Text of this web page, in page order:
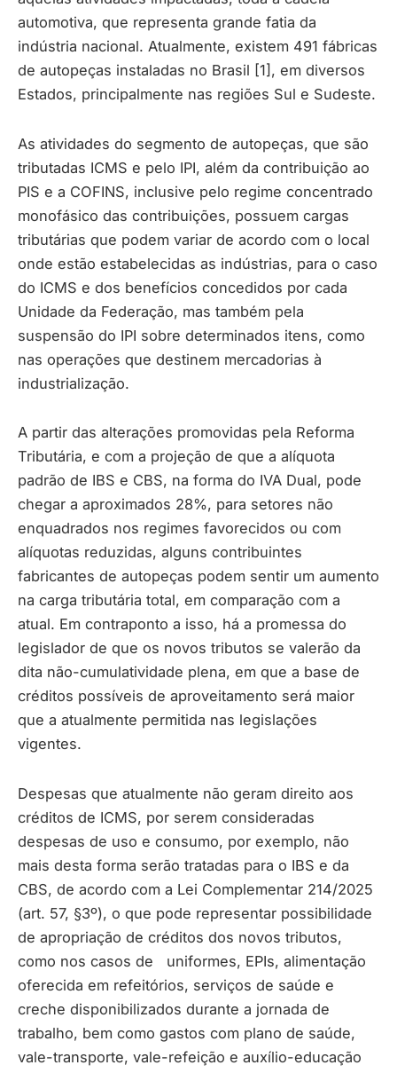
automotiva, que representa grande fatia da
indústria nacional. Atualmente, existem 491 fábricas
de autopeças instaladas no Brasil [1], em diversos
Estados, principalmente nas regiões Sul e Sudeste.
As atividades do segmento de autopeças, que são
tributadas ICMS e pelo IPI, além da contribuição ao
PIS e a COFINS, inclusive pelo regime concentrado
monofásico das contribuições, possuem cargas
tributárias que podem variar de acordo com o local
onde estão estabelecidas as indústrias, para o caso
do ICMS e dos benefícios concedidos por cada
Unidade da Federação, mas também pela
suspensão do IPI sobre determinados itens, como
nas operações que destinem mercadorias à
industrialização.
A partir das alterações promovidas pela Reforma
Tributária, e com a projeção de que a alíquota
padrão de IBS e CBS, na forma do IVA Dual, pode
chegar a aproximados 28%, para setores não
enquadrados nos regimes favorecidos ou com
alíquotas reduzidas, alguns contribuintes
fabricantes de autopeças podem sentir um aumento
na carga tributária total, em comparação com a
atual. Em contraponto a isso, há a promessa do
legislador de que os novos tributos se valerão da
dita não-cumulatividade plena, em que a base de
créditos possíveis de aproveitamento será maior
que a atualmente permitida nas legislações
vigentes.
Despesas que atualmente não geram direito aos
créditos de ICMS, por serem consideradas
despesas de uso e consumo, por exemplo, não
mais desta forma serão tratadas para o IBS e da
CBS, de acordo com a Lei Complementar 214/2025
(art. 57, §3º), o que pode representar possibilidade
de apropriação de créditos dos novos tributos,
como nos casos de uniformes, EPIs, alimentação
oferecida em refeitórios, serviços de saúde e
creche disponibilizados durante a jornada de
trabalho, bem como gastos com plano de saúde,
vale-transporte, vale-refeição e auxílio-educação